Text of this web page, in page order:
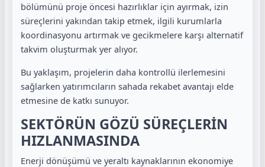
bölümünü proje öncesi hazırlıklar için ayırmak, izin
süreçlerini yakından takip etmek, ilgili kurumlarla
koordinasyonu artırmak ve gecikmelere karşı alternatif
takvim oluşturmak yer alıyor.
Bu yaklaşım, projelerin daha kontrollü ilerlemesini
sağlarken yatırımcıların sahada rekabet avantajı elde
etmesine de katkı sunuyor.
SEKTÖRÜN GÖZÜ SÜREÇLERİN
HIZLANMASINDA
Enerji dönüşümü ve yeraltı kaynaklarının ekonomiye